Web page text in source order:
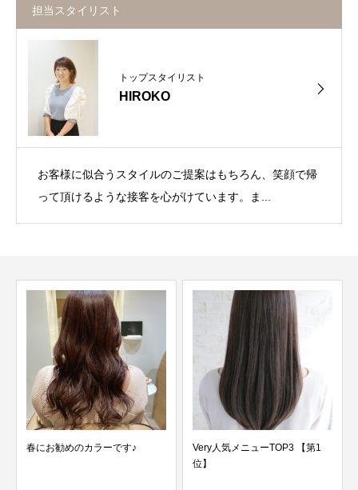
担当スタイリスト
トップスタイリスト
HIROKO
お客様に似合うスタイルのご提案はもちろん、笑顔で帰
って頂けるような接客を心がけています。ま...
春にお勧めのカラーです♪
Very人気メニューTOP3 【第1
位】